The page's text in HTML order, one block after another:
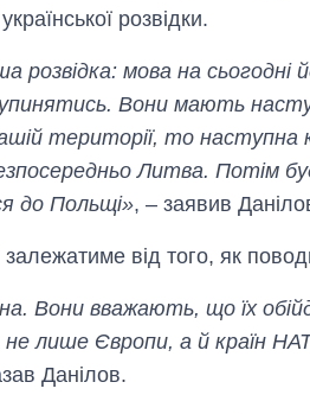
розвідки.
розвідка: мова на сьогодні
Вони мають
території, то наступна
Литва. Потім
до Польщі», – заявив
залежатиме від того, як
Вони вважають, що їх
лише Європи, а й країн
Данілов.